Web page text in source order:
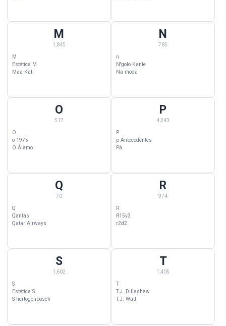
M Wallpapers — 1,845 categorias começando com M
M
1,845
M
Estética M
Maa Kali
N Wallpapers — 785 categorias
N
785
n
N'golo Kante
Na moda
O Wallpapers — 517 categorias começando com O
O
517
O
o 1975
O Álamo
P Wallpapers — 4,243 categorias
P
4,243
P
p Antecedentes
Pá
Q Wallpapers — 70 categorias começando com Q
Q
70
Q
Qantas
Qatar Airways
R Wallpapers — 974 categorias
R
974
R
R15v3
r2d2
S Wallpapers — 1,602 categorias começando com S
S
1,602
S
Estética S
S-hertogenbosch
T Wallpapers — 1,405 categorias
T
1,405
T
T.J. Dillashaw
T.J. Watt